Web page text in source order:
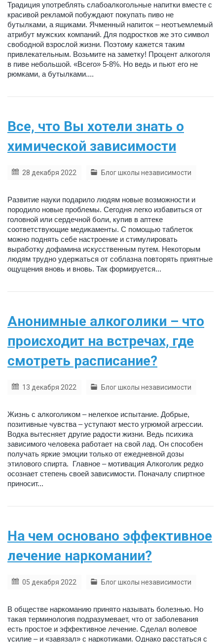
Традиция употреблять слабоалкогольные напитки вместе с
красивой рекламой побуждают покупать пиво не
бутылками, а ящиками. Ячменный напиток – неотъемлемый
атрибут мужских компаний. Для подростков же это символ
свободной взрослой жизни. Поэтому кажется таким
привлекательным. Возьмите на заметку! Процент алкоголя
в пиве небольшой. «Всего» 5-8%. Но ведь и пьют его не
рюмками, а бутылками....
Все, что Вы хотели знать о
химической зависимости
28 декабря 2022 Блог школы независимости
Развитие науки подарило людям новые возможности и
породило новые проблемы. Сегодня легко избавиться от
головной или сердечной боли, купив в аптеке
соответствующие медикаменты. С помощью таблеток
можно поднять себе настроение и стимулировать
выработку дофамина искусственным путем. Некоторым
людям трудно удержаться от соблазна повторять приятные
ощущения вновь и вновь. Так формируется...
Анонимные алкоголики – что
происходит на встречах, где
смотреть расписание?
13 декабря 2022 Блог школы независимости
Жизнь с алкоголиком – нелегкое испытание. Добрые,
позитивные чувства – уступают место угрюмой агрессии.
Водка вытесняет другие радости жизни. Ведь психика
зависимого человека работает на свой лад. Он способен
получать яркие эмоции только от ежедневной дозы
этилового спирта. Главное – мотивация Алкоголик редко
осознает степень своей зависимости. Поначалу спиртное
приносит...
На чем основано эффективное
лечение наркомании?
05 декабря 2022 Блог школы независимости
В обществе наркоманию принято называть болезнью. Но
такая терминология подразумевает, что от заболевания
есть простое и эффективное лечение. Сделал волевое
усилие – и «завязал» с наркотиками. Однако расстаться с